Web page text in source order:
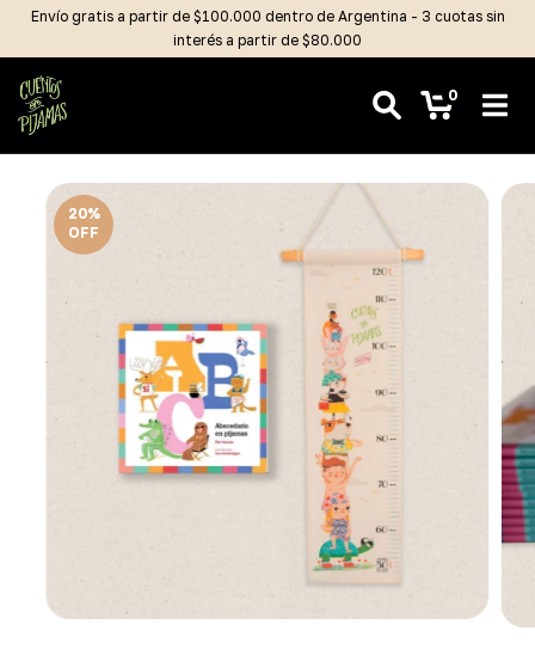
Envío gratis a partir de $100.000 dentro de Argentina - 3 cuotas sin
interés a partir de $80.000
0
20%
OFF